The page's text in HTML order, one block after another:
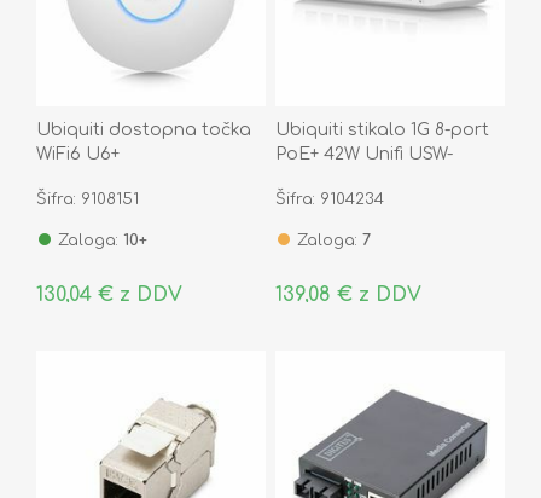
Ubiquiti dostopna točka
WiFi6 U6+
Šifra: 9108151
Zaloga: 10+
130,04 € z DDV
Ubiquiti stikalo 1G 8-port
PoE+ 42W Unifi USW-
Šifra: 9104234
Zaloga: 7
139,08 € z DDV